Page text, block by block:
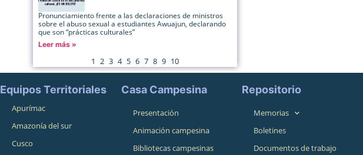
Pronunciamiento frente a las declaraciones de ministros
sobre el abuso sexual a estudiantes Awuajun, declarando
que son “prácticas culturales”
Leer más »
1 2 3 4 5 6 7 8 9 10
Equipos Territoriales
Apurímac
Amazonía del sur
Cusco
Casa Campesina
Presentación
Animación campesina
Bibliotecas campesinas
Repositorio
Memorias
Boletines
Documentos de trabajo